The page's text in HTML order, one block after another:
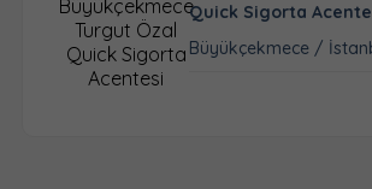
Quick Sigorta
Büyükçekmece /